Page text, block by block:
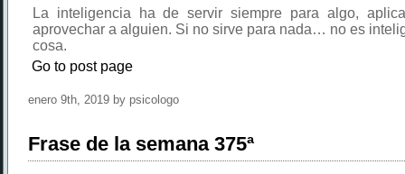
La inteligencia ha de servir siempre para algo,
aprovechar a alguien. Si no sirve para nada… no es
cosa.
Go to post page
enero 9th, 2019 by psicologo
Frase de la semana 375ª